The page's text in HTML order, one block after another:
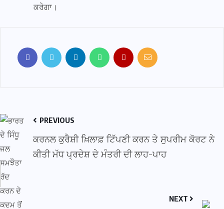
ਕਰੇਗਾ।
PREVIOUS
ਕਰਨਲ ਕੁਰੈਸ਼ੀ ਖ਼ਿਲਾਫ਼ ਟਿੱਪਣੀ ਕਰਨ ਤੇ ਸੁਪਰੀਮ ਕੋਰਟ ਨੇ
ਕੀਤੀ ਮੱਧ ਪ੍ਰਦੇਸ਼ ਦੇ ਮੰਤਰੀ ਦੀ ਲਾਹ-ਪਾਹ
NEXT